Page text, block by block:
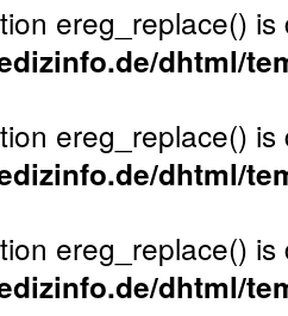
ereg_replace()
dhtml/
ereg_replace()
dhtml/
ereg_replace()
dhtml/